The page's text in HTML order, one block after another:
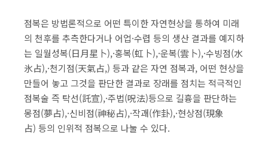
점복은 방법론적으로 어떤 특이한 자연현상을 통하여 미래
의 천후를 추측한다거나 어업·수렵 등의 생산 결과를 예지하
는 일월성복(日月星卜),·홍복(虹卜),·운복(雲卜),·수빙점(水
氷占),·천기점(天氣占,) 등과 같은 자연 점복과, 어떤 현상을
만들어 놓고 그것을 판단한 결과로 장래를 점치는 적극적인
점복술 즉 탁선(託宣),·주법(呪法)등으로 길흉을 판단하는
몽점(夢占),·신비점(神秘占),·작괘(作卦),·현상점(現象
占) 등의 인위적 점복으로 나눌 수 있다.